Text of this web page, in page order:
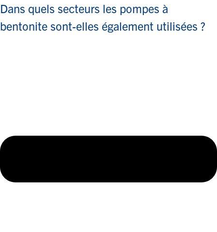
Dans quels secteurs les pompes à
bentonite sont-elles également utilisées ?